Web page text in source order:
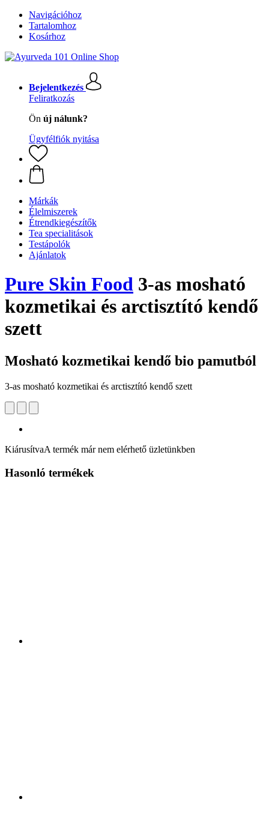
Navigációhoz
Tartalomhoz
Kosárhoz
Bejelentkezés
Feliratkozás
Ön új nálunk?
Ügyfélfiók nyitása
Márkák
Élelmiszerek
Étrendkiegészítők
Tea specialitások
Testápolók
Ajánlatok
Pure Skin Food 3-as mosható
kozmetikai és arctisztító kendő
szett
Mosható kozmetikai kendő bio pamutból
3-as mosható kozmetikai és arctisztító kendő szett
KiárusítvaA termék már nem elérhető üzletünkben
Hasonló termékek